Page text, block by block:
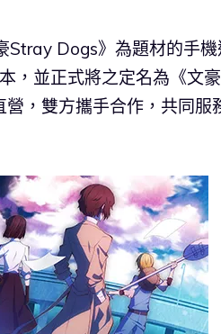
Stray Dogs》為題材的手
，並正式將之定名為《文豪
，雙方攜手合作，共同服